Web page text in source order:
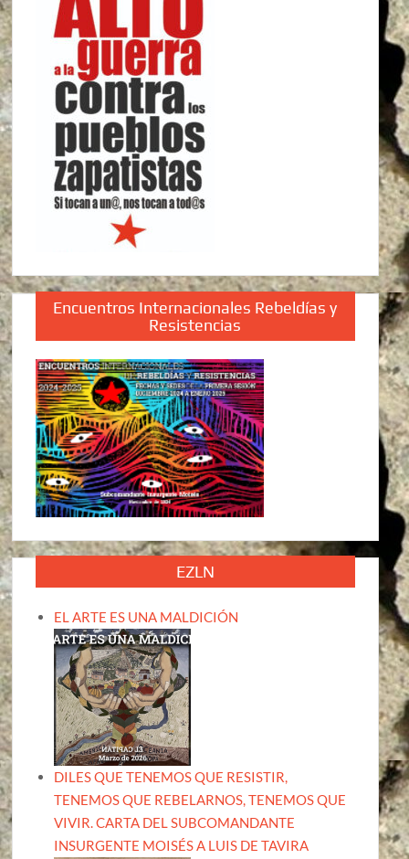
Encuentros Internacionales Rebeldías y
Resistencias
EZLN
EL ARTE ES UNA MALDICIÓN
DILES QUE TENEMOS QUE RESISTIR,
TENEMOS QUE REBELARNOS, TENEMOS QUE
VIVIR. CARTA DEL SUBCOMANDANTE
INSURGENTE MOISÉS A LUIS DE TAVIRA